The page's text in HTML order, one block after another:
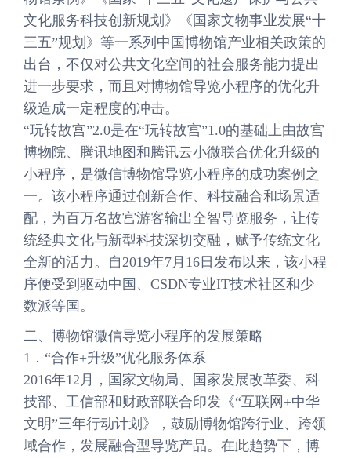
文化服务科技创新规划》《国家文物事业发展“十
三五”规划》等一系列中国博物馆产业相关政策的
出台，不仅对公共文化空间的社会服务能力提出
进一步要求，而且对博物馆导览小程序的优化升
级造成一定程度的冲击。
“玩转故宫”2.0是在“玩转故宫”1.0的基础上由故宫
博物院、腾讯地图和腾讯云小微联合优化升级的
小程序，是微信博物馆导览小程序的成功案例之
一。该小程序通过创新合作、科技融合和场景适
配，为百万名故宫游客输出全智导览服务，让传
统经典文化与新型科技深切交融，赋予传统文化
全新的活力。自2019年7月16日发布以来，该小程
序便受到驱动中国、CSDN专业IT技术社区和少
数派等国。
二、博物馆微信导览小程序的发展策略
1．“合作+升级”优化服务体系
2016年12月，国家文物局、国家发展改革委、科
技部、工信部和财政部联合印发《“互联网+中华
文明”三年行动计划》，鼓励博物馆跨行业、跨领
域合作，发展融合型导览产品。在此趋势下，博